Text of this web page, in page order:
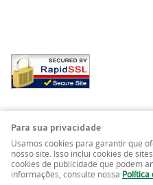
LOJA VIRTUAL CRIADA POR
Para sua privacidade
Usamos cookies para garantir que
nosso site. Isso inclui cookies de
cookies de publicidade que podem
informações, consulte nossa Política